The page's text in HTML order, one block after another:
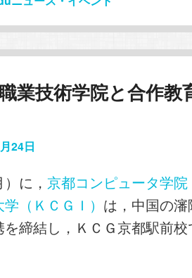
業技術学院と合作教
24日
に， 京都コンピュータ学
（ＫＣＧＩ） は，中国の
を締結し，ＫＣＧ京都駅前